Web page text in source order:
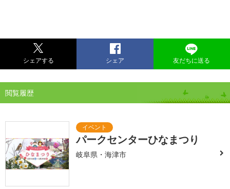
シェアする シェア 友だちに送る
閲覧履歴
パークセンターひなまつり
岐阜県・海津市